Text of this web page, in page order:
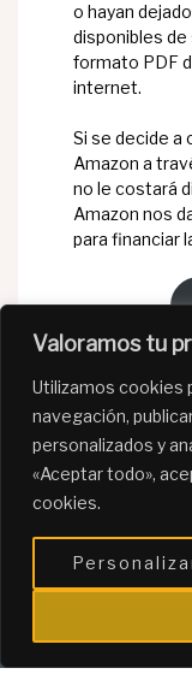
Valoramos tu
Utilizamos cookies
navegación,
personalizados y
«Aceptar todo»,
cookies.
o hayan
disponibles
formato PDF
internet.
Si se decide a
Amazon a
no le costará
Amazon nos
para financiar
Política de Privacidad
Programa de afiliación